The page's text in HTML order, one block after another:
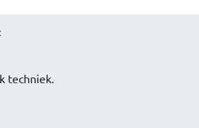
techniek.